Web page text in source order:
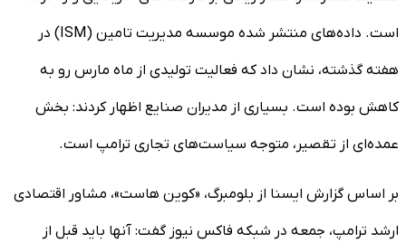
است. داده‌های منتشر شده موسسه مدیریت تامین (ISM) در
هفته گذشته، نشان داد که فعالیت تولیدی از ماه مارس رو به
کاهش بوده است. بسیاری از مدیران صنایع اظهار کردند: بخش
عمده‌ای از تقصیر، متوجه سیاست‌های تجاری ترامپ است.
بر اساس گزارش ایسنا از بلومبرگ، «کوین هاست»، مشاور اقتصادی
ارشد ترامپ، جمعه در شبکه فاکس نیوز گفت: آنها باید قبل از